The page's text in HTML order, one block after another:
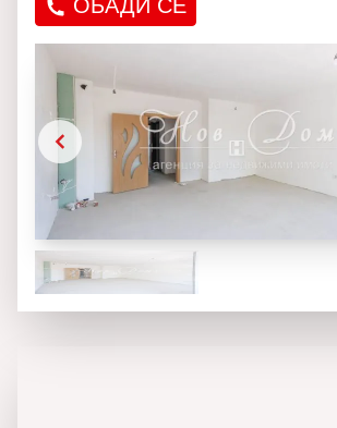
ОБАДИ СЕ